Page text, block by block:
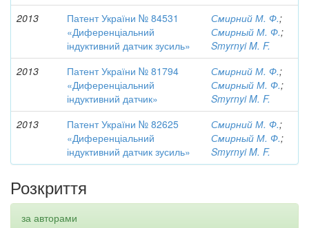
2013
Патент України № 84531
«Диференціальний
індуктивний датчик зусиль»
Смирний М. Ф.;
Смирный М. Ф.;
Smyrnyi M. F.
2013
Патент України № 81794
«Диференціальний
індуктивний датчик»
Смирний М. Ф.;
Смирный М. Ф.;
Smyrnyi M. F.
2013
Патент України № 82625
«Диференціальний
індуктивний датчик зусиль»
Смирний М. Ф.;
Смирный М. Ф.;
Smyrnyi M. F.
Розкриття
за авторами